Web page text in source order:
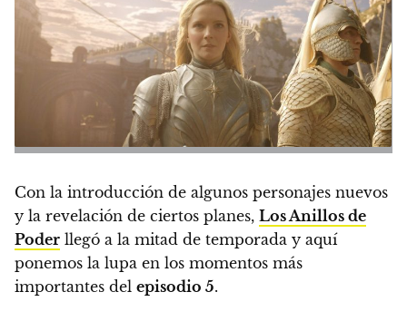
Con la introducción de algunos personajes nuevos
y la revelación de ciertos planes, Los Anillos de
Poder llegó a la mitad de temporada y aquí
ponemos la lupa en los momentos más
importantes del episodio 5.